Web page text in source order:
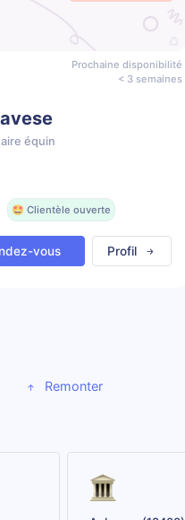
Prochaine disponibilité
< 3 semaines
équin
🤩 Clientèle ouverte
vous Profil
Remonter